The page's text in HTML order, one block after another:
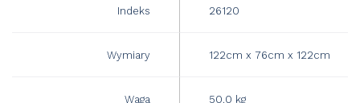
Indeks 26120
Wymiary 122cm x 76cm x 122cm
Waga 50.0 kg